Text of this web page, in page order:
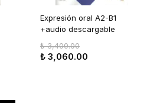
Expresión oral A2-B1
+audio descargable
₺ 3,400.00
₺ 3,060.00